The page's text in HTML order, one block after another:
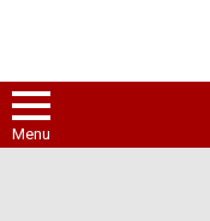
Menu